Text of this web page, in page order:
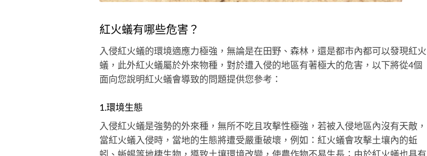
紅火蟻有哪些危害？
入侵紅火蟻的環境適應力極強，無論是在田野、森林，還是都市內都可以發現紅火
蟻，此外紅火蟻屬於外來物種，對於遭入侵的地區有著極大的危害，以下將從4個
面向您說明紅火蟻會導致的問題提供您參考：
1.環境生態
入侵紅火蟻是強勢的外來種，無所不吃且攻擊性極強，若被入侵地區內沒有天敵，
當紅火蟻入侵時，當地的生態將遭受嚴重破壞，例如：紅火蟻會攻擊土壤內的蚯